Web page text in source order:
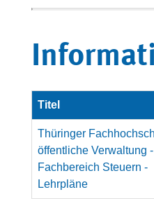
Titel
Thüringer
öffentliche Verwaltung -
Fachbereich Steuern -
Lehrpläne